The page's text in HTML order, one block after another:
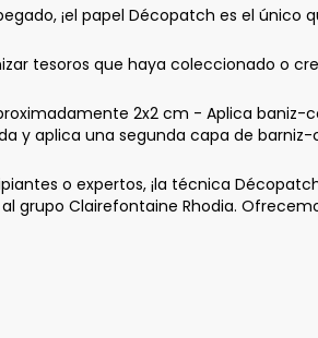
¡el papel Décopatch es el único
tesoros que haya coleccionado o
2x2 cm - Aplica
y aplica una segunda capa de
o expertos, ¡la técnica
grupo Clairefontaine Rhodia.